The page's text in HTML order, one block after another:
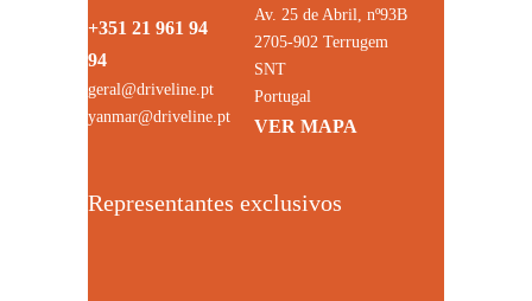
+351 21 961 94
94
geral@driveline.pt
yanmar@driveline.pt
Av. 25 de Abril, nº93B
2705-902 Terrugem
SNT
Portugal
VER MAPA
Representantes exclusivos